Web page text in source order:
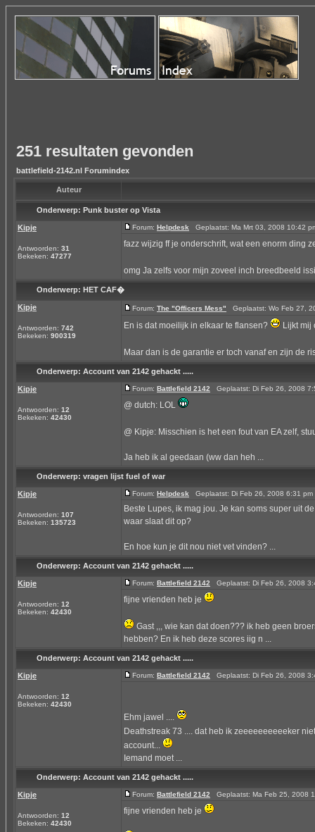
251 resultaten gevonden
battlefield-2142.nl Forumindex
Auteur
Onderwerp: Punk buster op Vista
Kipje
Antwoorden: 31
Bekeken: 47277
Forum: Helpdesk Geplaatst: Ma Mrt 03, 2008 10:42
fazz wijzig ff je onderschrift, wat een enorm ding
omg Ja zelfs voor mijn zoveel inch breedbeeld
Onderwerp: HET CAF�
Kipje
Antwoorden: 742
Bekeken: 900319
Forum: The "Officers Mess" Geplaatst: Wo Feb 27,
En is dat moeilijk in elkaar te flansen? Lijkt mij
Maar dan is de garantie er toch vanaf en zijn de
Onderwerp: Account van 2142 gehackt .....
Kipje
Antwoorden: 12
Bekeken: 42430
Forum: Battlefield 2142 Geplaatst: Di Feb 26, 2008
@ dutch: LOL
@ Kipje: Misschien is het een fout van EA zelf,
Ja heb ik al geedaan (ww dan heh ...
Onderwerp: vragen lijst fuel of war
Kipje
Antwoorden: 107
Bekeken: 135723
Forum: Helpdesk Geplaatst: Di Feb 26, 2008 6:31
Beste Lupes, ik mag jou. Je kan soms super uit
waar slaat dit op?
En hoe kun je dit nou niet vet vinden? ...
Onderwerp: Account van 2142 gehackt .....
Kipje
Antwoorden: 12
Bekeken: 42430
Forum: Battlefield 2142 Geplaatst: Di Feb 26, 2008
fijne vrienden heb je
Gast ,,, wie kan dat doen??? ik heb geen
hebben? En ik heb deze scores iig n ...
Onderwerp: Account van 2142 gehackt .....
Kipje
Antwoorden: 12
Bekeken: 42430
Forum: Battlefield 2142 Geplaatst: Di Feb 26, 2008
Ehm jawel ....
Deathstreak 73 .... dat heb ik zeeeeeeeeeeker
account...
Iemand moet ...
Onderwerp: Account van 2142 gehackt .....
Kipje
Antwoorden: 12
Bekeken: 42430
Forum: Battlefield 2142 Geplaatst: Ma Feb 25, 2008
fijne vrienden heb je